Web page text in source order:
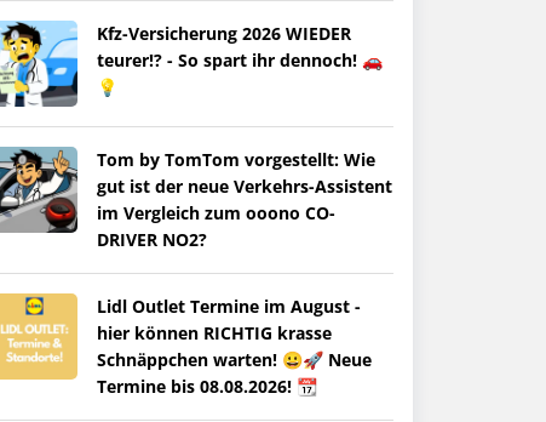
Kfz-Versicherung 2026 WIEDER
teurer!? - So spart ihr dennoch! 🚗
💡
Tom by TomTom vorgestellt: Wie
gut ist der neue Verkehrs-Assistent
im Vergleich zum ooono CO-
DRIVER NO2?
Lidl Outlet Termine im August -
hier können RICHTIG krasse
Schnäppchen warten! 😀🚀 Neue
Termine bis 08.08.2026! 📆